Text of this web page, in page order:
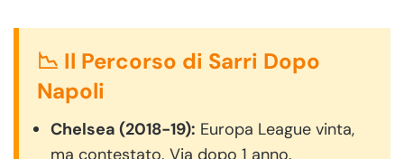
📉 Il Percorso di Sarri Dopo
Napoli
Chelsea (2018-19): Europa League vinta,
ma contestato. Via dopo 1 anno.